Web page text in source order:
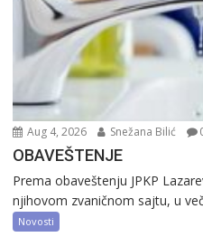
Aug 4, 2026 Snežana Bilić
OBAVEŠTENJE
Prema obaveštenju JPKP
njihovom zvaničnom sajtu, u
Novosti